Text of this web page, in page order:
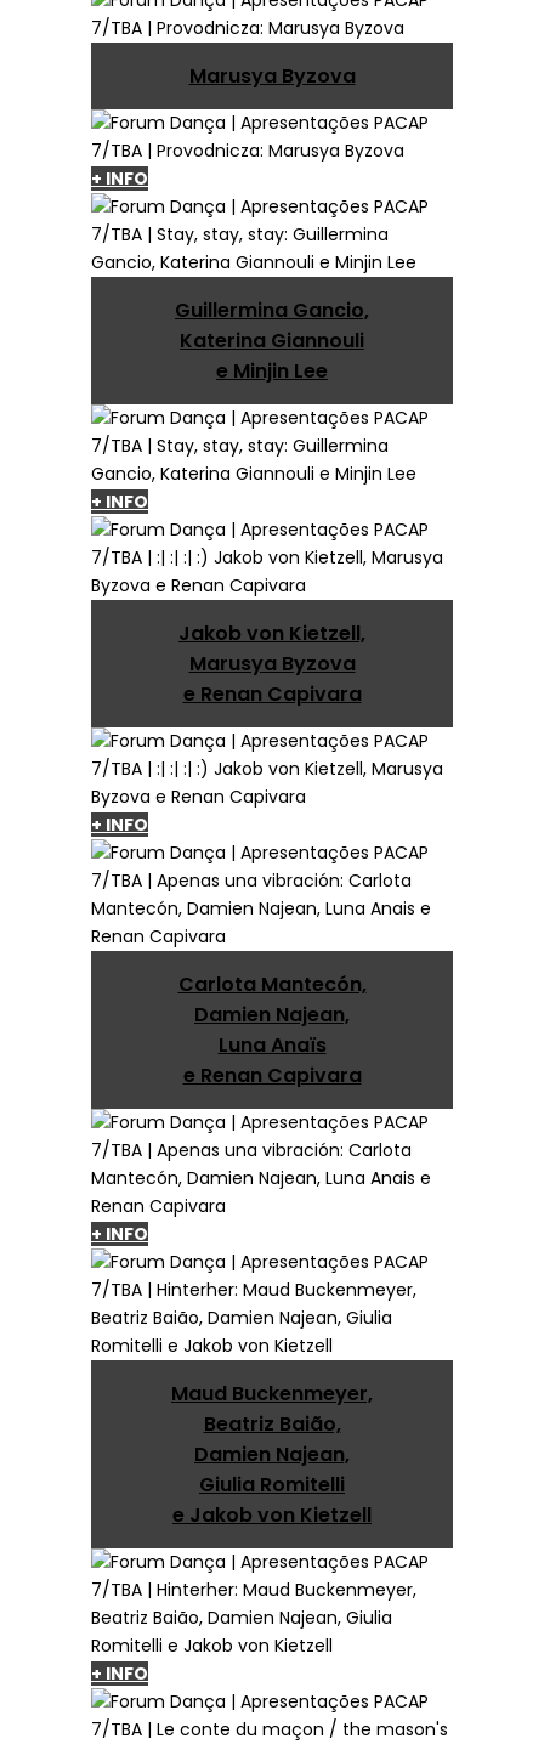
Marusya Byzova
+ INFO
Guillermina Gancio,
Katerina Giannouli
e Minjin Lee
+ INFO
Jakob von Kietzell,
Marusya Byzova
e Renan Capivara
+ INFO
Carlota Mantecón,
Damien Najean,
Luna Anaïs
e Renan Capivara
+ INFO
Maud Buckenmeyer,
Beatriz Baião,
Damien Najean,
Giulia Romitelli
e Jakob von Kietzell
+ INFO